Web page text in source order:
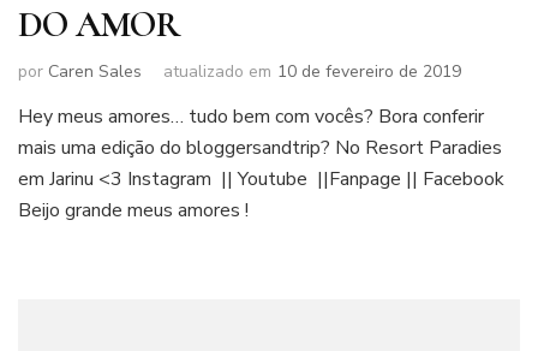
DO AMOR
por Caren Sales atualizado em 10 de fevereiro de 2019
Hey meus amores… tudo bem com vocês? Bora conferir
mais uma edição do bloggersandtrip? No Resort Paradies
em Jarinu <3 Instagram || Youtube ||Fanpage || Facebook
Beijo grande meus amores !